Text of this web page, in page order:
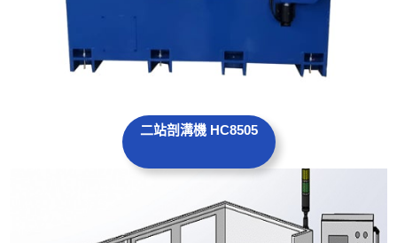
二站剖溝機 HC8505